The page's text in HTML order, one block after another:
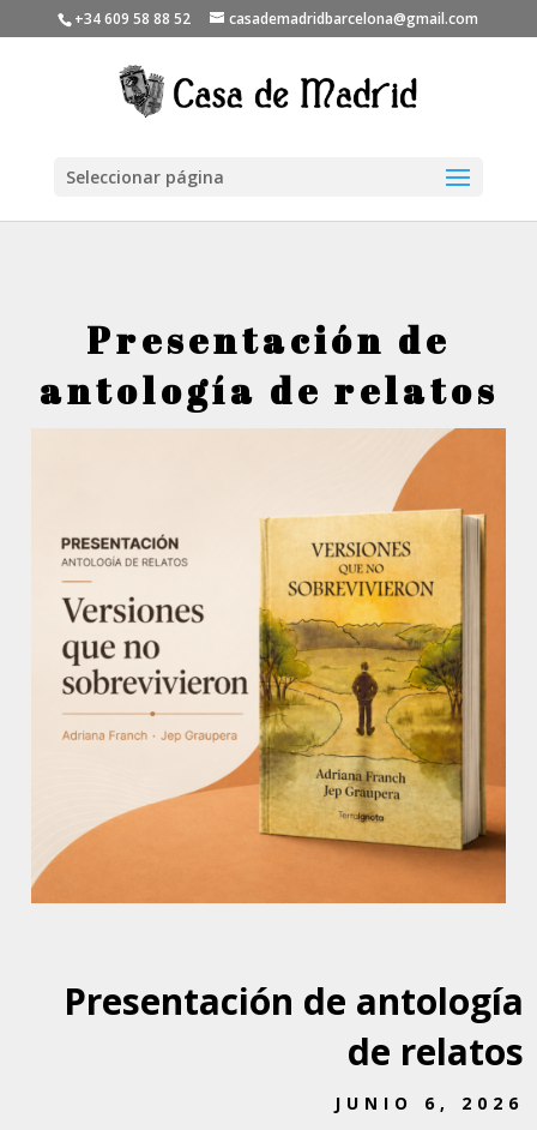
+34 609 58 88 52 casademadridbarcelona@gmail.com
Seleccionar página
Presentación de
antología de relatos
Presentación de antología
de relatos
JUNIO 6, 2026